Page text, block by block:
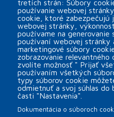
CAPTCHA
tretích strán: Súbory
používanie webovej
cookie, ktoré zabezpečujú
webovej stránky,
používame na generovanie
používaní webovej
marketingové súbory
zobrazovanie relevantného
zvolíte možnosť " Prijať
používaním všetkých
typy súborov cookie
odmietnuť a svoj súhlas do
časti "Nastavenia".
Dokumentácia o súboroch